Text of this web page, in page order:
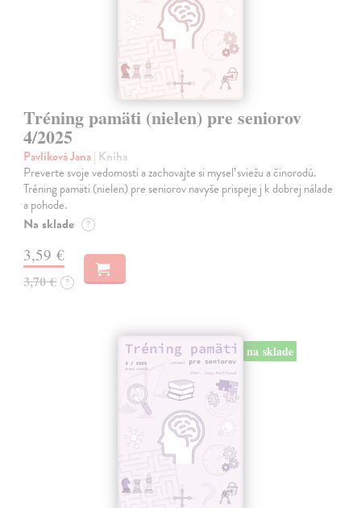
Tréning pamäti (nielen) pre seniorov
4/2025
Pavlíková Jana| Kniha
Preverte svoje vedomosti a zachovajte si myseľ sviežu a činorodú.
Tréning pamäti (nielen) pre seniorov navyše prispeje j k dobrej nálade
a pohode.
Na sklade ?
3,59 €
3,70 € ?
na sklade